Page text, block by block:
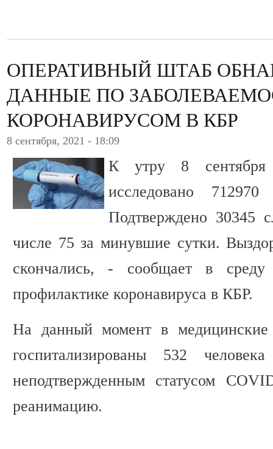
ОПЕРАТИВНЫЙ ШТАБ
ДАННЫЕ ПО
КОРОНАВИРУСОМ В КБР
8 сентября, 2021 - 18:09
К утру 8 сентября
исследовано
Подтверждено 30345
числе 75 за минувшие сутки.
скончались, - сообщает в
профилактике коронавируса в КБР.
На данный момент в медицинские
госпитализированы 532
неподтвержденным статусом
реанимацию.